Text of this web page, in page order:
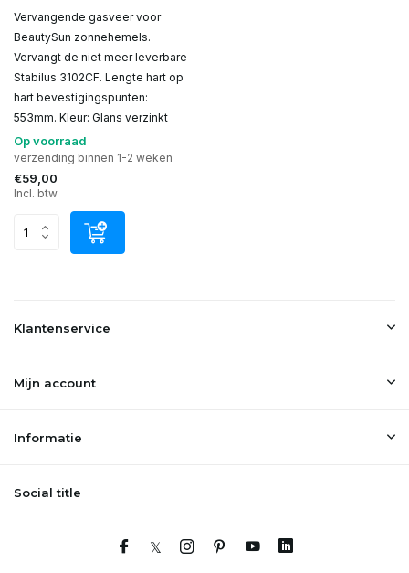
Vervangende gasveer voor
BeautySun zonnehemels.
Vervangt de niet meer leverbare
Stabilus 3102CF. Lengte hart op
hart bevestigingspunten:
553mm. Kleur: Glans verzinkt
Op voorraad
verzending binnen 1-2 weken
€59,00
Incl. btw
Klantenservice
Mijn account
Informatie
Social title